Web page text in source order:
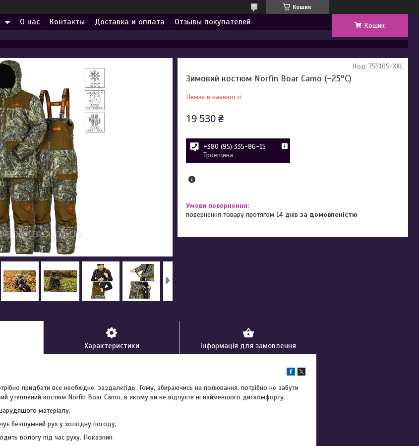
Кошик
О нас Контакты Доставка и оплата Отзывы покупателей Кошик
Зимовий костюм Norfin Boar Camo (-25°C)
Немає в наявності
Код:755105-XXL
19 530 ₴
+380 (95) 335-86-15
Троещина
повернення товару протягом 14 днівза домовленістю
Характеристики Інформація для замовлення
придбати все необхідне. заздалегідь. Тому, збираючись на полювання, потрібно не забути
утеплений костюм Norfin Boar Camo, в якому ви не відчуєте ні найменшого дискомфорту.
матеріалу,
безшумний рух у холодну погоду,
вологу під час руху. Показник